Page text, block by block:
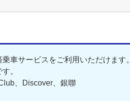
車サービスをご利用いただけます。
。
、Discover、銀聯